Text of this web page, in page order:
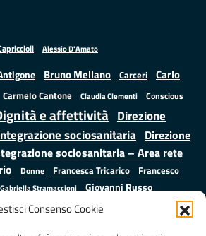
Consenso Cookie
Alessio D'Amato
Bruno Mellano Carceri
Carlo
Carmelo Cantone Claudia Clementi Conscious
e affettività Direzione
sociosanitaria Direzione
sociosanitaria – Area rete
Donne Francesca Tricarico
Francesco
Gabriella Stramaccioni Giovanni Russo
Istruzione e cultura
Mauro